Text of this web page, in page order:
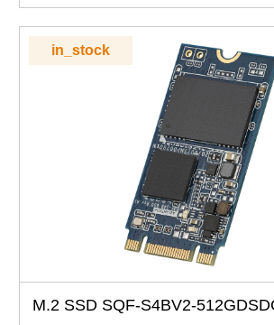
in_stock
M.2 SSD SQF-S4BV2-